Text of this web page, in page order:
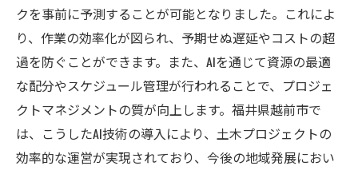
クを事前に予測することが可能となりました。これによ
り、作業の効率化が図られ、予期せぬ遅延やコストの超
過を防ぐことができます。また、AIを通じて資源の最適
な配分やスケジュール管理が行われることで、プロジェ
クトマネジメントの質が向上します。福井県越前市で
は、こうしたAI技術の導入により、土木プロジェクトの
効率的な運営が実現されており、今後の地域発展におい